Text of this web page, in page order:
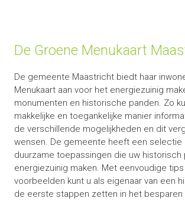
De Groene Menukaart
De gemeente Maastricht biedt haar
Menukaart aan voor het energiezuinig
monumenten en historische panden. Zo
makkelijke en toegankelijke manier
de verschillende mogelijkheden en dit
wensen. De gemeente heeft een selectie
duurzame toepassingen die uw historisch
energiezuinig maken. Met eenvoudige
voorbeelden kunt u als eigenaar van een
de eerste stappen zetten in het besparen